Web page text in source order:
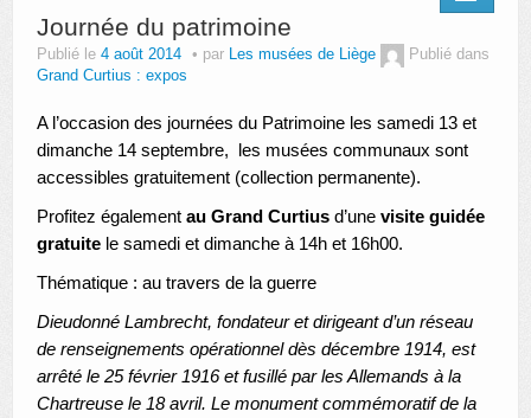
Journée du patrimoine
Publié le 4 août 2014 par Les musées de Liège
Publié dans
Grand Curtius : expos
A l’occasion des journées du Patrimoine les samedi 13 et
dimanche 14 septembre, les musées communaux sont
accessibles gratuitement (collection permanente).
Profitez également au Grand Curtius d’une visite guidée
gratuite le samedi et dimanche à 14h et 16h00.
Thématique : au travers de la guerre
Dieudonné Lambrecht, fondateur et dirigeant d’un réseau
de renseignements opérationnel dès décembre 1914, est
arrêté le 25 février 1916 et fusillé par les Allemands à la
Chartreuse le 18 avril. Le monument commémoratif de la